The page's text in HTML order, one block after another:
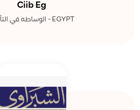
Ciib Eg
الوساطه في التأمين - EGYPT